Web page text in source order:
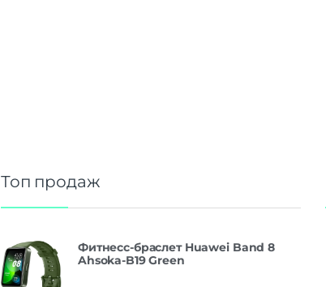
Топ продаж
Фитнесс-браслет Huawei Band 8
Ahsoka-B19 Green